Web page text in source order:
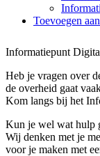
Toevoegen
Informatiepunt
Heb je vragen over
de overheid gaat
Kom langs bij het
Kun je wel wat hulp
Wij denken met je
voor je maken met